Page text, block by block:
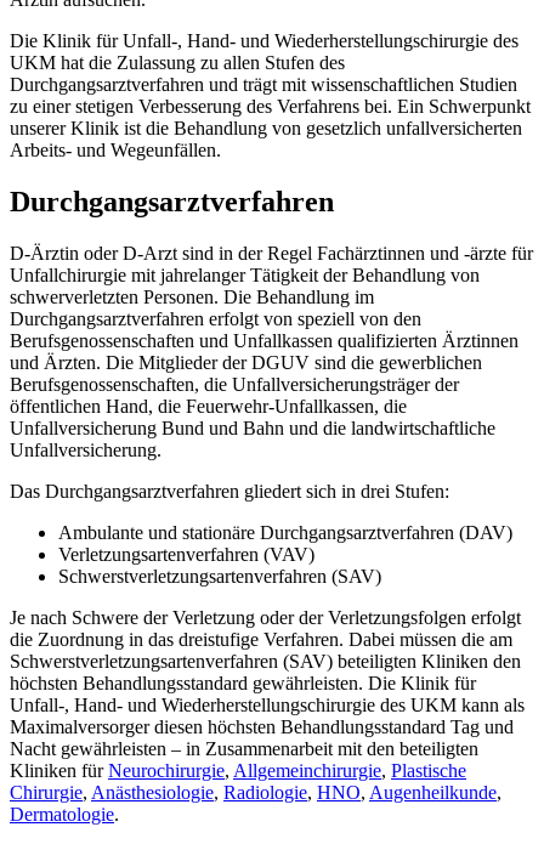
Die Klinik für Unfall-, Hand- und Wiederherstellungschirurgie des
UKM hat die Zulassung zu allen Stufen des
Durchgangsarztverfahren und trägt mit wissenschaftlichen Studien
zu einer stetigen Verbesserung des Verfahrens bei. Ein Schwerpunkt
unserer Klinik ist die Behandlung von gesetzlich unfallversicherten
Arbeits- und Wegeunfällen.
Durchgangsarztverfahren
D-Ärztin oder D-Arzt sind in der Regel Fachärztinnen und -ärzte für
Unfallchirurgie mit jahrelanger Tätigkeit der Behandlung von
schwerverletzten Personen. Die Behandlung im
Durchgangsarztverfahren erfolgt von speziell von den
Berufsgenossenschaften und Unfallkassen qualifizierten Ärztinnen
und Ärzten. Die Mitglieder der DGUV sind die gewerblichen
Berufsgenossenschaften, die Unfallversicherungsträger der
öffentlichen Hand, die Feuerwehr-Unfallkassen, die
Unfallversicherung Bund und Bahn und die landwirtschaftliche
Unfallversicherung.
Das Durchgangsarztverfahren gliedert sich in drei Stufen:
Ambulante und stationäre Durchgangsarztverfahren (DAV)
Verletzungsartenverfahren (VAV)
Schwerstverletzungsartenverfahren (SAV)
Je nach Schwere der Verletzung oder der Verletzungsfolgen erfolgt
die Zuordnung in das dreistufige Verfahren. Dabei müssen die am
Schwerstverletzungsartenverfahren (SAV) beteiligten Kliniken den
höchsten Behandlungsstandard gewährleisten. Die Klinik für
Unfall-, Hand- und Wiederherstellungschirurgie des UKM kann als
Maximalversorger diesen höchsten Behandlungsstandard Tag und
Nacht gewährleisten – in Zusammenarbeit mit den beteiligten
Kliniken fürNeurochirurgie, Allgemeinchirurgie, Plastische
Chirurgie, Anästhesiologie, Radiologie, HNO, Augenheilkunde,
Dermatologie.